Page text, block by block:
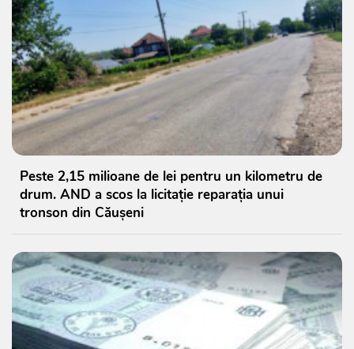
Peste 2,15 milioane de lei pentru un kilometru de
drum. AND a scos la licitație reparația unui
tronson din Căușeni